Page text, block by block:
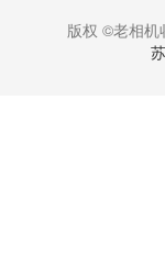
版权 ©老相